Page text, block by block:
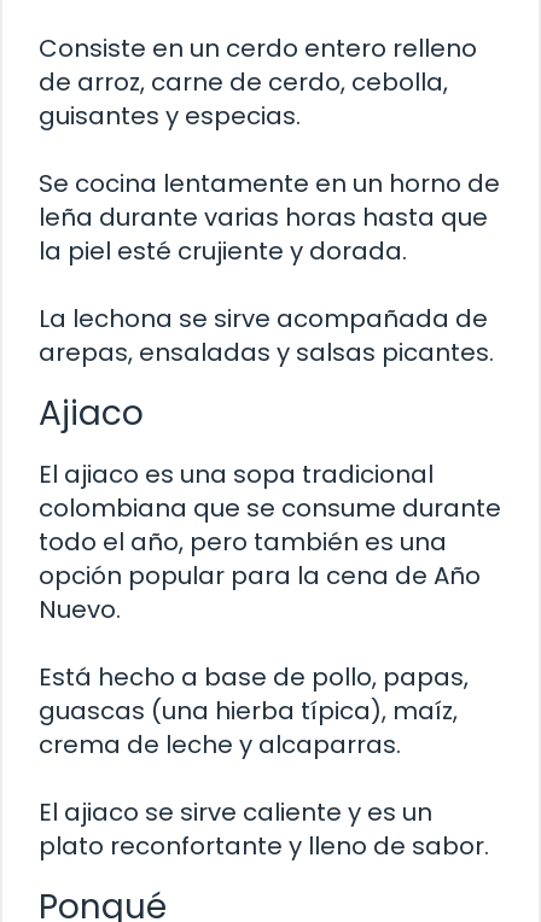
Consiste en un cerdo entero relleno
de arroz, carne de cerdo, cebolla,
guisantes y especias.
Se cocina lentamente en un horno de
leña durante varias horas hasta que
la piel esté crujiente y dorada.
La lechona se sirve acompañada de
arepas, ensaladas y salsas picantes.
Ajiaco
El ajiaco es una sopa tradicional
colombiana que se consume durante
todo el año, pero también es una
opción popular para la cena de Año
Nuevo.
Está hecho a base de pollo, papas,
guascas (una hierba típica), maíz,
crema de leche y alcaparras.
El ajiaco se sirve caliente y es un
plato reconfortante y lleno de sabor.
Ponqué